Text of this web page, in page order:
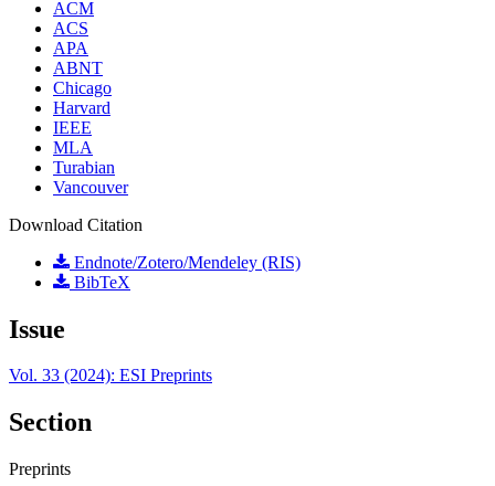
ACM
ACS
APA
ABNT
Chicago
Harvard
IEEE
MLA
Turabian
Vancouver
Download Citation
Endnote/Zotero/Mendeley (RIS)
BibTeX
Issue
Vol. 33 (2024): ESI Preprints
Section
Preprints